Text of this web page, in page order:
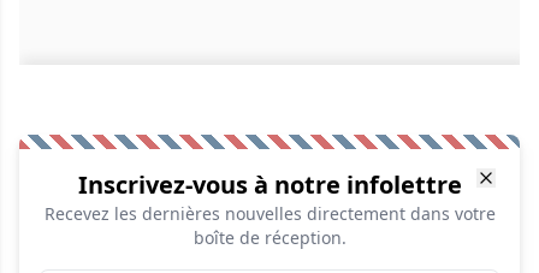
Inscrivez-vous à notre infolettre
Recevez les dernières nouvelles directement dans votre
boîte de réception.